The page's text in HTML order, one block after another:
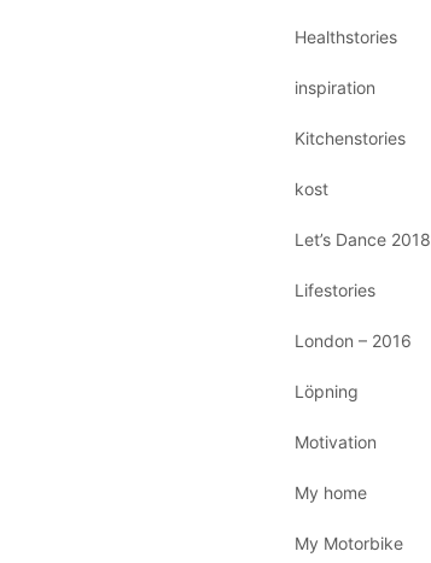
Healthstories
inspiration
Kitchenstories
kost
Let’s Dance 2018
Lifestories
London – 2016
Löpning
Motivation
My home
My Motorbike